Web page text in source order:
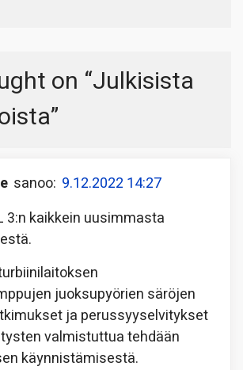
on “Julkisista
”
sanoo: 9.12.2022 14:27
3:n kaikkein uusimmasta
juoksupyörien säröjen
ja perussyyselvitykset
valmistuttua tehdään
käynnistämisestä.